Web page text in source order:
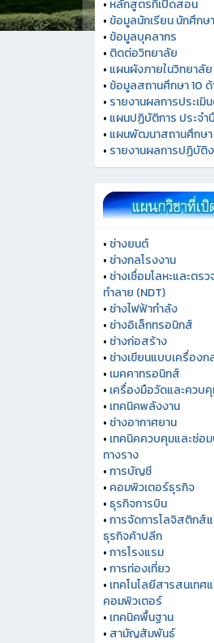
• หลักสูตรที่เปิดสอน
• ข้อมูลนักเรียน นักศึกษา
• ข้อมูลบุคลากร
• ติดต่อวิทยาลัย
• แผนผังภายในวิทยาลัย
• ข้อมูลสถานศึกษา 10
• รายงานผลการประเมิ
• แผนปฏิบัติการ ประจ
• แผนพัฒนาสถานศึกษา
• รายงานผลการปฏิบัติ
• ช่างยนต์
• ช่างกลโรงงาน
• ช่างเชื่อมโลหะและตร
ทำลาย (NDT)
• ช่างไฟฟ้ากำลัง
• ช่างอิเล็กทรอนิกส์
• ช่างก่อสร้าง
• ช่างเขียนแบบเครื่องก
• เมคคาทรอนิกส์
• เครื่องมือวัดและควบ
• เทคนิคพลังงาน
• ช่างอากาศยาน
• เทคนิคควบคุมและซ่อ
ทางราง
•การบัญชี
• คอมพิวเตอร์ธุรกิจ
• ธุรกิจการบิน
•การจัดการโลจิสติกส์
ธุรกิจค้าปลีก
•การโรงแรม
•การท่องเที่ยว
• เทคโนโลยีสารสนเทศ
คอมพิวเตอร์
• เทคนิคพื้นฐาน
• สามัญสัมพันธ์